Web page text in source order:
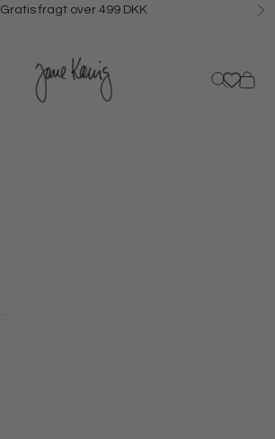
Gratis fragt over 499 DKK
Jane Kønig
Søg Kurv